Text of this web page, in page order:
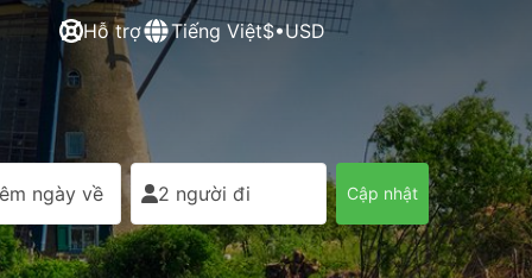
Hỗ trợ Tiếng Việt$•USD
ngày về 2 người đi Cập nhật